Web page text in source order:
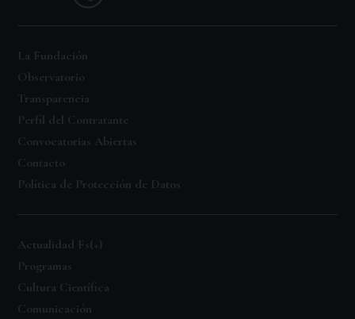
La Fundación
Observatorio
Transparencia
Perfil del Contratante
Convocatorias Abiertas
Contacto
Política de Protección de Datos
Actualidad Fs(+)
Programas
Cultura Científica
Comunicación